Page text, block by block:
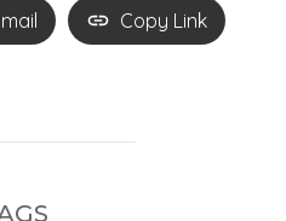
Copy Link